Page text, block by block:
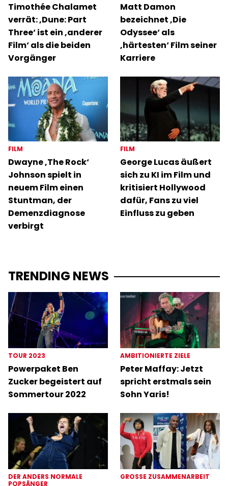
Timothée Chalamet
verrät: ‚Dune: Part
Three‘ ist ein ‚anderer
Film‘ als die beiden
Vorgänger
Matt Damon
bezeichnet ‚Die
Odyssee‘ als
‚härtesten‘ Film seiner
Karriere
FILM
Dwayne ‚The Rock‘
Johnson spielt in
neuem Film einen
Stuntman, der
Demenzdiagnose
verbirgt
FILM
George Lucas äußert
sich zu KI im Film und
kritisiert Hollywood
dafür, Fans zu viel
Einfluss zu geben
TRENDING NEWS
TOUR 2023
Powerpaket Ben
Zucker begeistert auf
Sommertour 2022
AMBITIONIERTE ZIELE
Peter Maffay: Jetzt
spricht erstmals sein
Sohn Yaris!
DER ANDERS NORMALE
POPSÄNGER
GROSSE ZUSAMMENARBEIT